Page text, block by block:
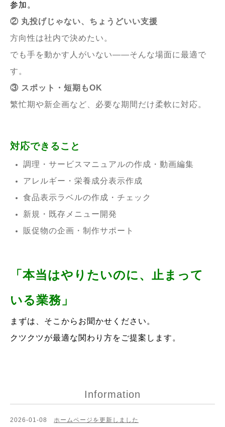
参加。
② 丸投げじゃない、ちょうどいい支援
方向性は社内で決めたい。
でも手を動かす人がいない——そんな場面に最適で
す。
③ スポット・短期もOK
繁忙期や新企画など、必要な期間だけ柔軟に対応。
対応できること
調理・サービスマニュアルの作成・動画編集
アレルギー・栄養成分表示作成
食品表示ラベルの作成・チェック
新規・既存メニュー開発
販促物の企画・制作サポート
「本当はやりたいのに、止まって
いる業務」
まずは、そこからお聞かせください。
クツクツが最適な関わり方をご提案します。
Information
2026-01-08 ホームページを更新しました